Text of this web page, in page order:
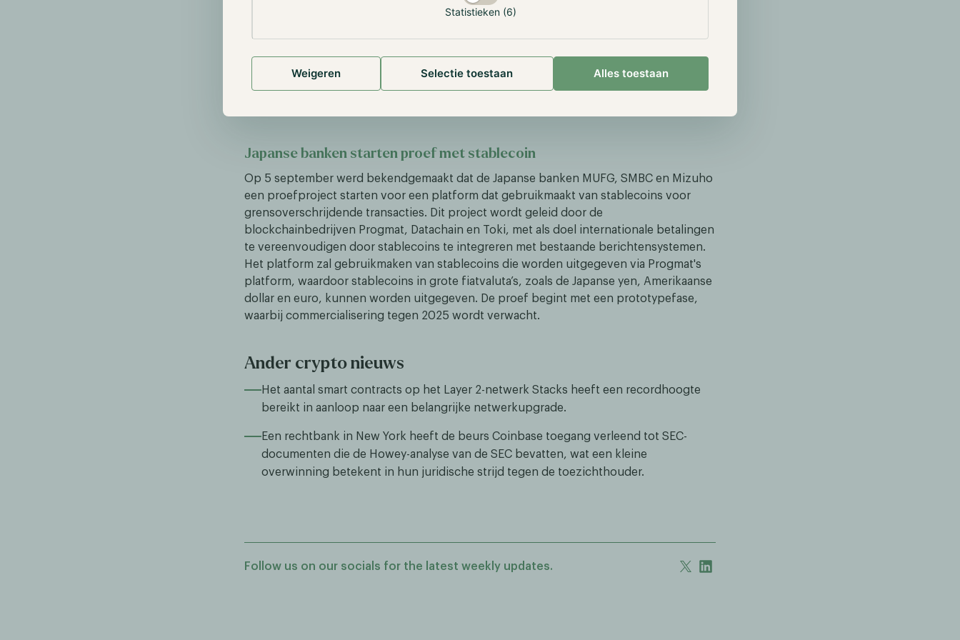
Statistieken (6)
Weigeren Selectie toestaan Alles toestaan
de gemeenschap. Recente grote Ether-transacties door de stichting wekten vragen op
over transparantie. De onderzoeker deelde mede dat de stichting jaarlijks ongeveer
$100 miljoen uitgeeft, een hoofdportefeuille van $650 miljoen bezit, en afhankelijk
van de Ether-prijs, een runway van ongeveer 10 jaar heeft. Ondanks de aankondiging
van een financieel rapport, uitten sommige leden van de gemeenschap kritiek.
Sommigen stelden dat een kwartaalrapport met financiële gegevens en updates geen
Japanse banken starten proef met stablecoin
Op 5 september werd bekendgemaakt dat de Japanse banken MUFG, SMBC en Mizuho
een proefproject starten voor een platform dat gebruikmaakt van stablecoins voor
grensoverschrijdende transacties. Dit project wordt geleid door de
blockchainbedrijven Progmat, Datachain en Toki, met als doel internationale betalingen
te vereenvoudigen door stablecoins te integreren met bestaande berichtensystemen.
Het platform zal gebruikmaken van stablecoins die worden uitgegeven via Progmat's
platform, waardoor stablecoins in grote fiatvaluta’s, zoals de Japanse yen, Amerikaanse
dollar en euro, kunnen worden uitgegeven. De proef begint met een prototypefase,
waarbij commercialisering tegen 2025 wordt verwacht.
Ander crypto nieuws
Het aantal smart contracts op het Layer 2-netwerk Stacks heeft een recordhoogte
bereikt in aanloop naar een belangrijke netwerkupgrade.
Een rechtbank in New York heeft de beurs Coinbase toegang verleend tot SEC-
documenten die de Howey-analyse van de SEC bevatten, wat een kleine
overwinning betekent in hun juridische strijd tegen de toezichthouder.
Follow us on our socials for the latest weekly updates.